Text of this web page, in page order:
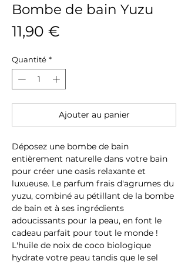
Bombe de bain Yuzu
11,90 €
Quantité *
Ajouter au panier
Déposez une bombe de bain
entièrement naturelle dans votre bain
pour créer une oasis relaxante et
luxueuse. Le parfum frais d'agrumes du
yuzu, combiné au pétillant de la bombe
de bain et à ses ingrédients
adoucissants pour la peau, en font le
cadeau parfait pour tout le monde !
L'huile de noix de coco biologique
hydrate votre peau tandis que le sel